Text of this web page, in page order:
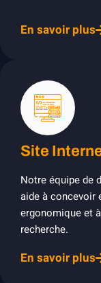
En savoir plus
Site
Notre équipe de
aide à concevoir
ergonomique et
recherche.
En savoir plus